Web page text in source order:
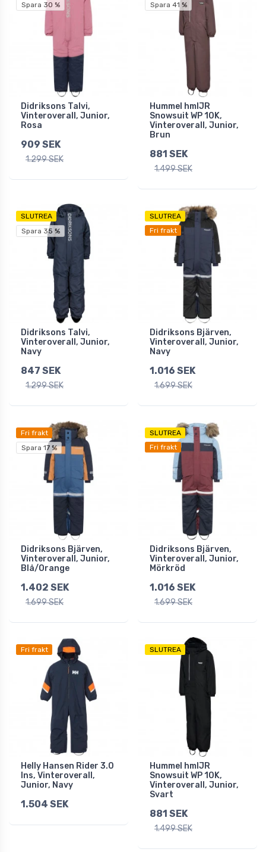
Spara 30 %
Didriksons Talvi,
Vinteroverall, Junior,
Rosa
909 SEK
1.299 SEK
Spara 41 %
Hummel hmlJR
Snowsuit WP 10K,
Vinteroverall, Junior,
Brun
881 SEK
1.499 SEK
SLUTREA
Spara 35 %
Didriksons Talvi,
Vinteroverall, Junior,
Navy
847 SEK
1.299 SEK
SLUTREA
Fri frakt
Didriksons Bjärven,
Vinteroverall, Junior,
Navy
1.016 SEK
1.699 SEK
Fri frakt
Spara 17 %
Didriksons Bjärven,
Vinteroverall, Junior,
Blå/Orange
1.402 SEK
1.699 SEK
SLUTREA
Fri frakt
Didriksons Bjärven,
Vinteroverall, Junior,
Mörkröd
1.016 SEK
1.699 SEK
Fri frakt
Helly Hansen Rider 3.0
Ins, Vinteroverall,
Junior, Navy
1.504 SEK
SLUTREA
Hummel hmlJR
Snowsuit WP 10K,
Vinteroverall, Junior,
Svart
881 SEK
1.499 SEK